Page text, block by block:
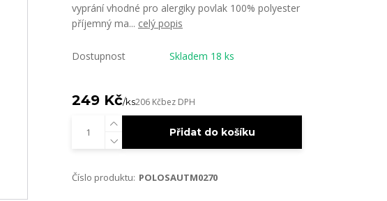
vyprání vhodné pro alergiky povlak 100% polyester
příjemný ma... celý popis
Dostupnost Skladem 18 ks
249 Kč/ks206 Kčbez DPH
Přidat do košíku
Číslo produktu: POLOSAUTM0270